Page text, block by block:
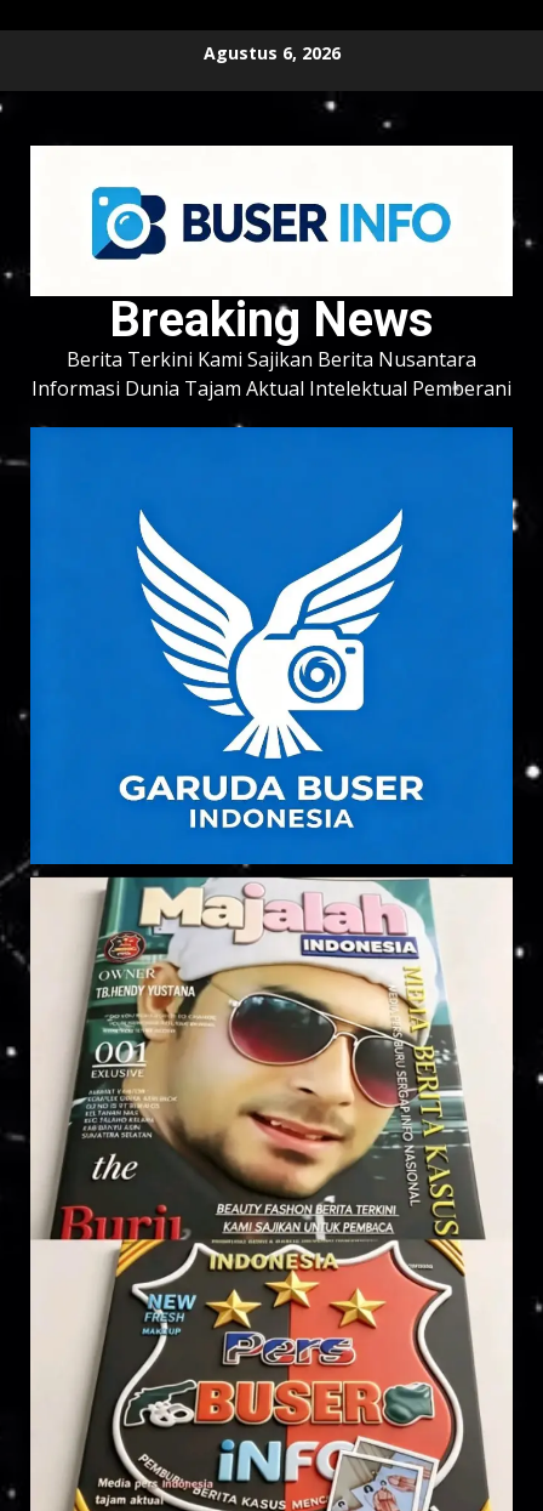
content
Agustus 6, 2026
Breaking News
Berita Terkini Kami Sajikan Berita Nusantara
Informasi Dunia Tajam Aktual Intelektual Pemberani